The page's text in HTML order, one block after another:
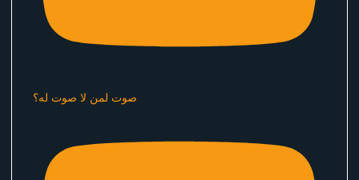
صوت لمن لا صوت له؟